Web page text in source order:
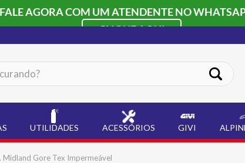
AGORA COM UM ATENDENTE NO
CLIQUE AQUI
UTILIDADES ACESSÓRIOS GIVI
Midland Gore Tex Impermeável